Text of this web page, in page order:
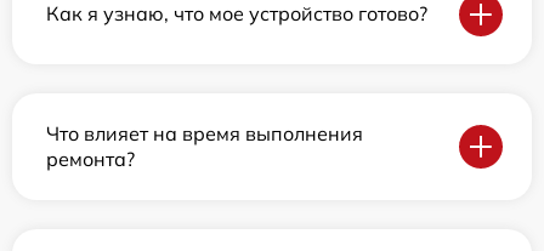
Как я узнаю, что мое устройство готово?
Что влияет на время выполнения
ремонта?